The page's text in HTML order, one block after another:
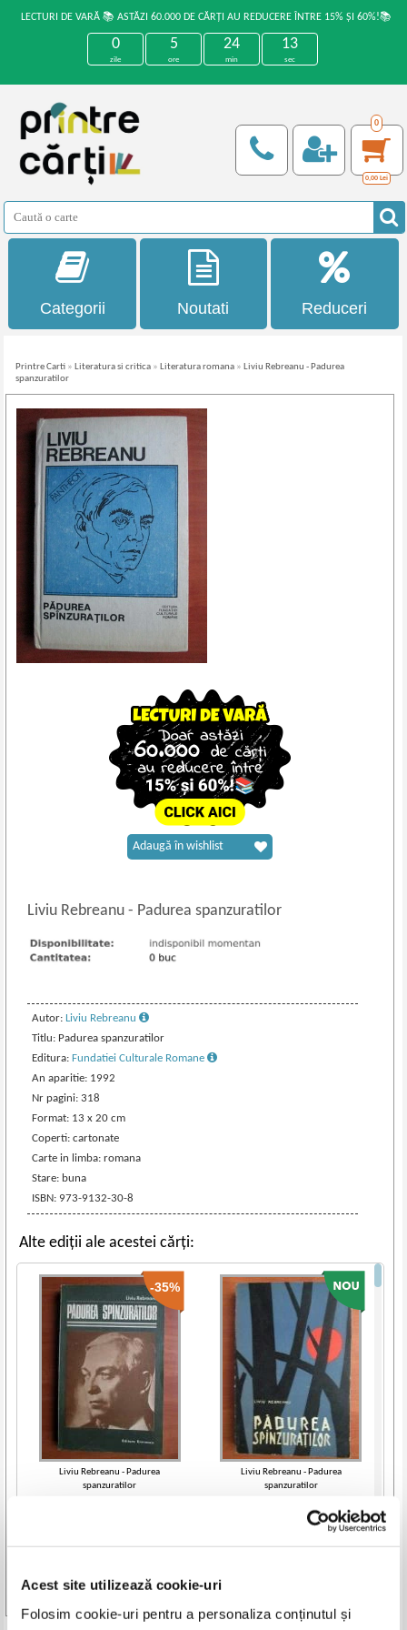
Acest site utilizează cookie-uri
Folosim cookie-uri pentru a personaliza conținutul și
LECTURI DE VARĂ 📚 ASTĂZI 60.000 DE CĂRȚI AU REDUCERE ÎNTRE 15% ȘI 60%!📚
0
zile
5
ore
24
min
13
sec
0
0,00 Lei
Categorii Noutati Reduceri
Printre Carti » Literatura si critica » Literatura romana » Liviu Rebreanu - Padurea
spanzuratilor
Liviu Rebreanu- Padurea spanzuratilor
Autor:Liviu Rebreanu
Titlu: Padurea spanzuratilor
Editura:Fundatiei Culturale Romane
An aparitie: 1992
Nr pagini: 318
Format: 13 x 20 cm
Coperti: cartonate
Carte in limba: romana
Stare: buna
ISBN: 973-9132-30-8
Adaugă în wishlist
Alte ediții ale acestei cărți:
-35%
Liviu Rebreanu - Padurea
spanzuratilor
Liviu Rebreanu - Padurea
spanzuratilor
10,00Lei